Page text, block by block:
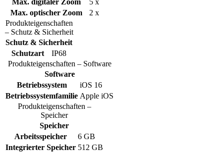
Max. optischer Zoom
2 x
Produkteigenschaften
– Schutz & Sicherheit
Schutz & Sicherheit
Schutzart
IP68
Produkteigenschaften – Software
Software
Betriebssystem
iOS 16
Betriebssystemfamilie Apple iOS
Produkteigenschaften –
Speicher
Speicher
Arbeitsspeicher
6 GB
Integrierter Speicher 512 GB